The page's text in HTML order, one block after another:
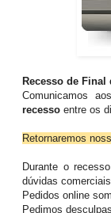
Recesso de Final
Comunicamos
recesso entre os
Retornaremos
Durante o
dúvidas comerciais.
Pedidos online
Pedimos